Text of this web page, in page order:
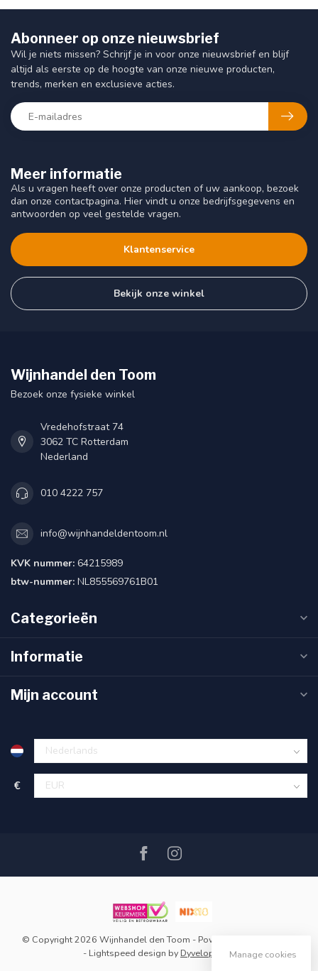
Meer informatie
Als u vragen heeft over onze producten of uw aankoop, bezoek
dan onze contactpagina. Hier vindt u onze bedrijfsgegevens en
antwoorden op veel gestelde vragen.
Klantenservice
Bekijk onze winkel
Abonneer op onze nieuwsbrief
Wil je niets missen? Schrijf je in voor onze nieuwsbrief en blijf
altijd als eerste op de hoogte van onze nieuwe producten,
trends, merken en exclusieve acties.
Wijnhandel den Toom
Bezoek onze fysieke winkel
Vredehofstraat 74
3062 TC Rotterdam
Nederland
010 4222 757
info@wijnhandeldentoom.nl
KVK nummer: 64215989
btw-nummer: NL855569761B01
Categorieën
Informatie
Mijn account
€
© Copyright 2026 Wijnhandel den Toom - Powered by
- Lightspeed design by DyvelopmentManage cookies